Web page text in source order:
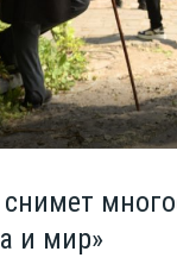
снимет
и мир»